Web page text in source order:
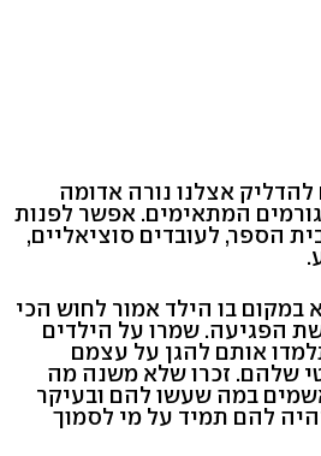
להדליק אצלנו נורה אדומה
המתאימים. אפשר לפנות
הספר, לעובדים סוציאליים,
במקום בו הילד אמור לחוש הכי
הפגיעה. שמרו על הילדים
אותם להגן על עצמם
שלהם. זכרו שלא משנה מה
במה שעשו להם ובעיקר
להם תמיד על מי לסמוך